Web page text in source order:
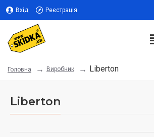
Вхід Реєстрація
Головна Виробник Liberton
Liberton